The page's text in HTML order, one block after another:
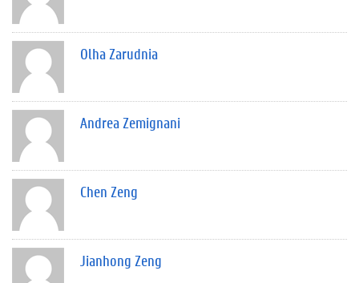
Olha Zarudnia
Andrea Zemignani
Chen Zeng
Jianhong Zeng